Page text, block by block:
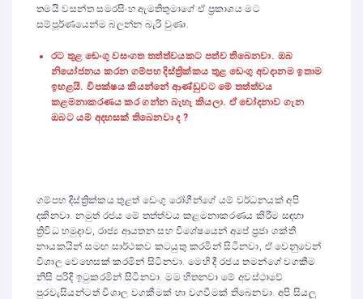
තමයි වසන්ත සමරසිංහ ඇමතිතුමාගේ ඒ ප්‍රකාශය මට
සම්පූර්ණයෙන්ම බලන්න බැරි වුණා.
රට තුළ ඩෙංගු වසංගත තත්ත්වයකට පත්ව තිබෙනවා. ඔබ
නියෝජනය කරන ගම්පහ දිස්ත්‍රික්කය තුළ ඩෙංගු අවදානම ඉතාම
ඉහළයි. විපක්ෂය කියන්නේ ආණ්ඩුවට මේ තත්ත්වය
කළමනාකරණය කර ගන්න බැහැ කියලා. ඒ චෝදනාව ගැන
ඔබට යම් අදහසක් තිබෙනවා ද ?
ගම්පහ දිස්ත්‍රික්කය තුළත් ඩෙංගු රෝගීන්ගේ යම් වර්ධනයක් අපි
දකිනවා. නමුත් රජය මේ තත්ත්වය කළමනාකරණය කිරීම සඳහා
ත්‍රිවිධ හමුදාව, රාජ්‍ය ආයතන සහ විශේෂයෙන් අපේ ප්‍රජා ශක්ති
නායකයින් සමඟ සාර්ථකව කටයුතු කරමින් සිටිනවා, ඒ වෙනුවෙන්
විශාල වෙහෙසක් කරමින් සිටිනවා. මෙහි දී රජය තමන්ගේ වගකීම
නිසි පරිදි ඉටුකරමින් සිටිනවා. මම හිතනවා මේ අවස්ථාවේ
පුරවැසියන්ටත් විශාල වගකීමක් හා වගවීමක් තිබෙනවා. අපි සියලු